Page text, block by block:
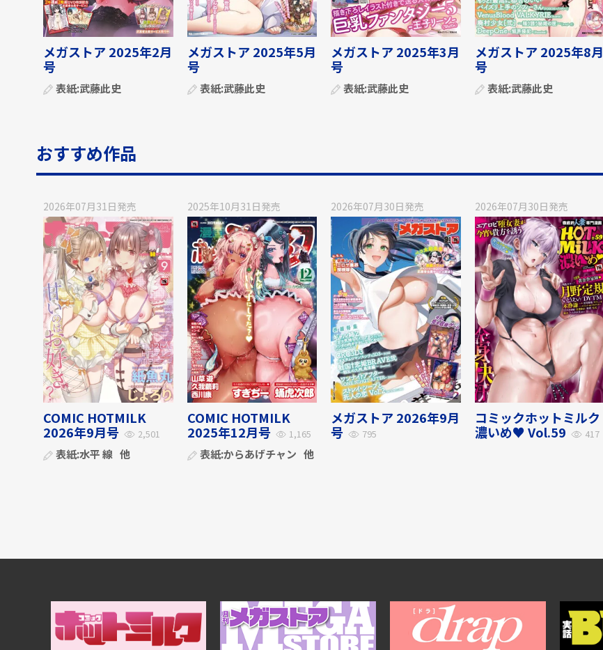
メガストア 2025年2月
号
表紙:武藤此史
メガストア 2025年5月
号
表紙:武藤此史
メガストア 2025年3月
号
表紙:武藤此史
メガストア 2025年8月
号
表紙:武藤此史
おすすめ作品
2026年07月31日発売
COMIC HOTMILK
2026年9月号
2,501
表紙:水平 線 他
2025年10月31日発売
COMIC HOTMILK
2025年12月号
1,165
表紙:からあげチャン 他
2026年07月30日発売
メガストア 2026年9月
号
795
2026年07月30日発売
コミックホットミルク
濃いめ♥ Vol.59
417